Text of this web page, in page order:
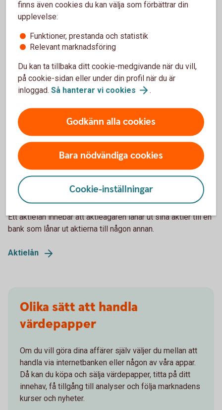
Warranter
Med warranter tar du del av aktiers värdeförändring utan att
köpa själva aktien.
Passar dig som är aktiv och villig att ta risk för att ha en
möjlighet att öka avkastningen i din placering.
Certifikat – Bull &Bear
Aktielån
Ett aktielån innebär att aktieägaren lånar ut sina aktier till en
bank som lånar ut aktierna till någon annan.
Aktielån
Olika sätt att handla
värdepapper
Om du vill göra dina affärer själv väljer du mellan att
handla via internetbanken eller någon av våra appar.
Då kan du köpa och sälja värdepapper, titta på ditt
innehav, få tillgång till analyser och följa marknadens
kurser och nyheter.
finns även cookies du kan välja som förbättrar din
upplevelse:
Funktioner, prestanda och statistik
Relevant marknadsföring
Du kan ta tillbaka ditt cookie-medgivande när du vill,
på cookie-sidan eller under din profil när du är
inloggad. Så hanterar vi cookies .
Godkänn alla cookies
Bara nödvändiga cookies
Cookie-inställningar